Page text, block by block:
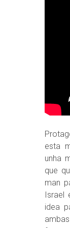
esta
unha
que
man
Israel
idea